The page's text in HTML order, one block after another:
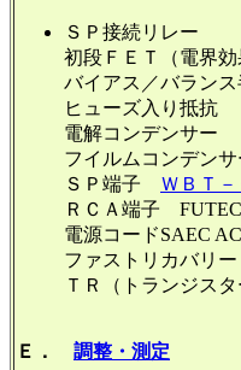
ＳＰ
初段ＦＥＴ
バイアス
ヒュ
電解コ
フイル
ＳＰ端子 ＷＢＴ－
ＲＣＡ端子
電源コード
ファストリカバ
ＴＲ（
Ｅ． 調整・測定